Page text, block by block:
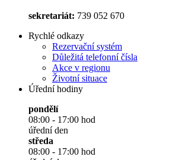
sekretariát: 739 052 670
Rychlé odkazy
Rezervační systém
Důležitá telefonní čísla
Akce v regionu
Životní situace
Úřední hodiny
pondělí
08:00 - 17:00 hod
úřední den
středa
08:00 - 17:00 hod